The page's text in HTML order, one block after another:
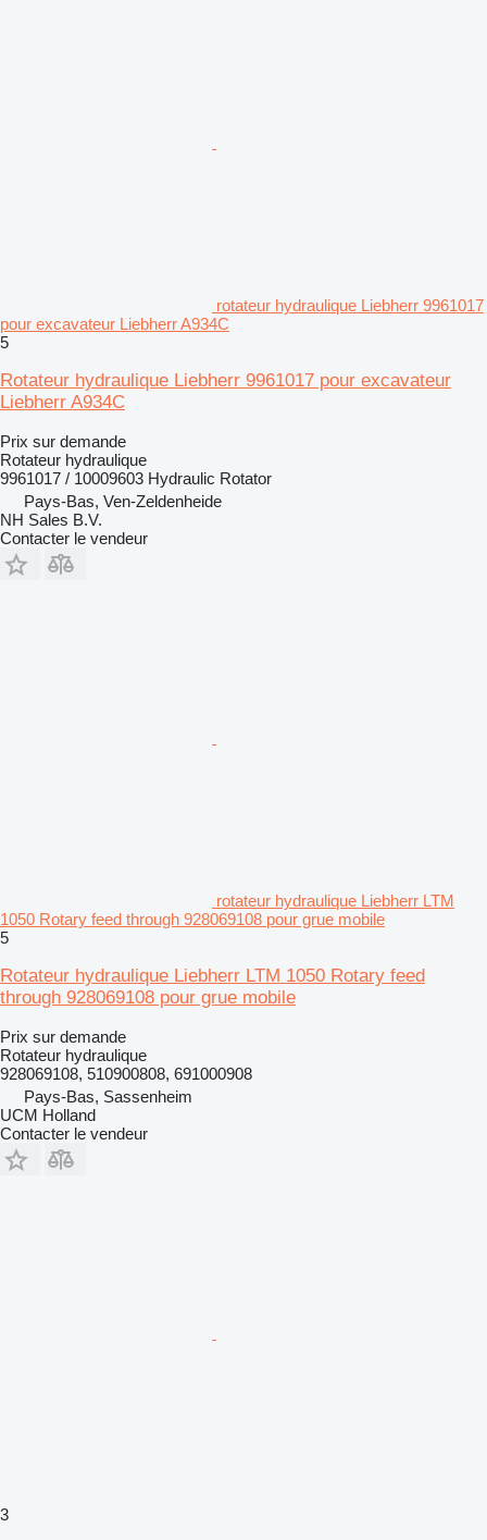
rotateur hydraulique Liebherr 9961017
pour excavateur Liebherr A934C
5
Rotateur hydraulique Liebherr 9961017 pour excavateur
Liebherr A934C
Prix sur demande
Rotateur hydraulique
9961017 / 10009603 Hydraulic Rotator
Pays-Bas, Ven-Zeldenheide
NH Sales B.V.
Contacter le vendeur
rotateur hydraulique Liebherr LTM
1050 Rotary feed through 928069108 pour grue mobile
5
Rotateur hydraulique Liebherr LTM 1050 Rotary feed
through 928069108 pour grue mobile
Prix sur demande
Rotateur hydraulique
928069108, 510900808, 691000908
Pays-Bas, Sassenheim
UCM Holland
Contacter le vendeur
3